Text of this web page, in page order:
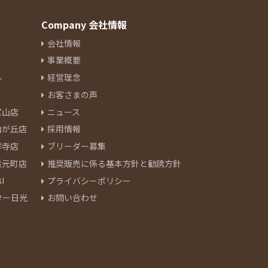
店
丘店
店
町店
日光
Company 会社情報
会社情報
事業概要
経営理念
お客さまの声
ニュース
採用情報
ブリーダー募集
推奨販売に係る基本方針と勧誘方針
プライバシーポリシー
お問い合わせ